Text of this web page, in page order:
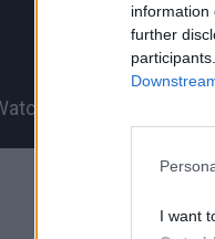
information
further
I want